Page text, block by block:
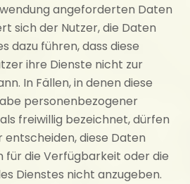
angeforderten Daten
sich der Nutzer, die Daten
dazu führen, dass diese
ihre Dienste nicht zur
In Fällen, in denen diese
personenbezogener
freiwillig bezeichnet, dürfen
entscheiden, diese Daten
für die Verfügbarkeit oder die
Dienstes nicht anzugeben.